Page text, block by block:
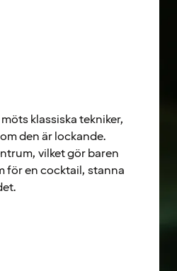
klassiska tekniker,
den är lockande.
vilket gör baren
för en cocktail, stanna